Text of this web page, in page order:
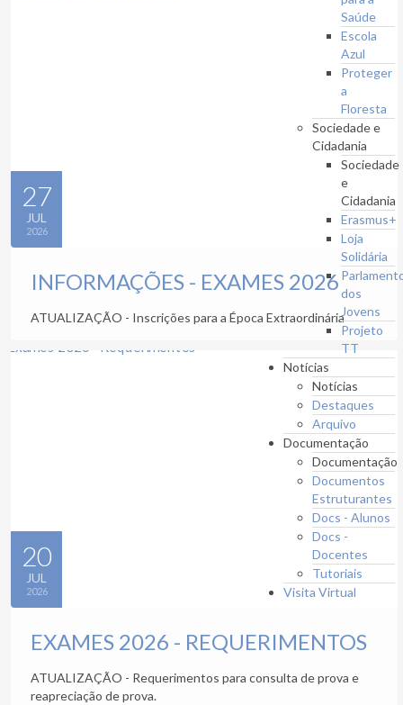
Saúde
Escola
Azul
Proteger
a
Floresta
Sociedade e
Cidadania
Sociedade
e
Cidadania
Erasmus+
Loja
Solidária
dos
Jovens
Projeto
TT
Notícias
Notícias
Destaques
Arquivo
Documentação
Documentação
Documentos
Estruturantes
Docs - Alunos
Docs -
Docentes
Tutoriais
Visita Virtual
27
JUL
2026
INFORMAÇÕES - EXAMES 2026
ATUALIZAÇÃO - Inscrições para a Época Extraordinária
20
JUL
2026
EXAMES 2026 - REQUERIMENTOS
ATUALIZAÇÃO - Requerimentos para consulta de prova e
reapreciação de prova.